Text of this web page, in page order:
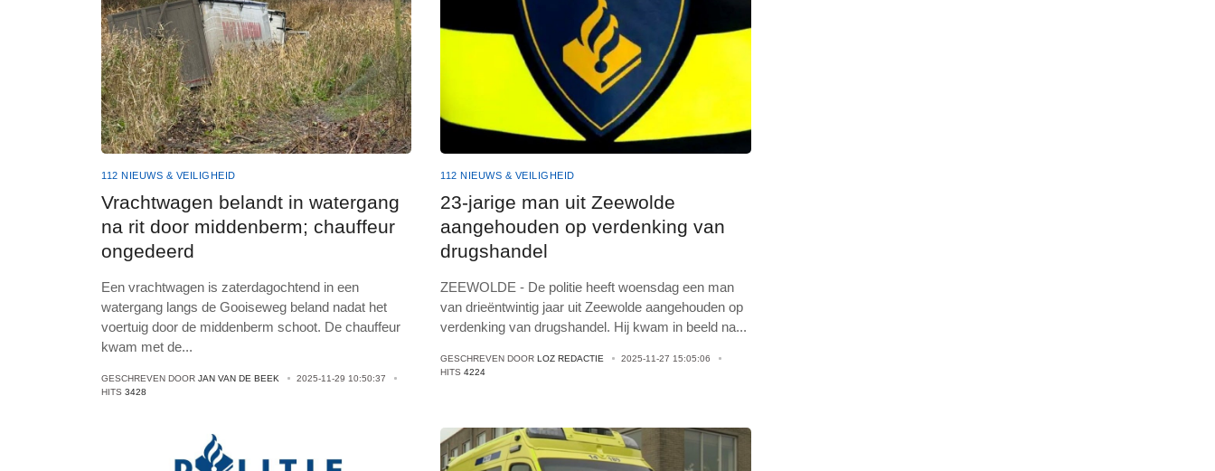
112 NIEUWS & VEILIGHEID
Vrachtwagen belandt in watergang
na rit door middenberm; chauffeur
ongedeerd
Een vrachtwagen is zaterdagochtend in een
watergang langs de Gooiseweg beland nadat het
voertuig door de middenberm schoot. De chauffeur
kwam met de...
GESCHREVEN DOOR JAN VAN DE BEEK
2025-11-29 10:50:37
HITS 3428
112 NIEUWS & VEILIGHEID
23-jarige man uit Zeewolde
aangehouden op verdenking van
drugshandel
ZEEWOLDE - De politie heeft woensdag een man
van drieëntwintig jaar uit Zeewolde aangehouden op
verdenking van drugshandel. Hij kwam in beeld na...
GESCHREVEN DOOR LOZ REDACTIE
2025-11-27 15:05:06
HITS4224